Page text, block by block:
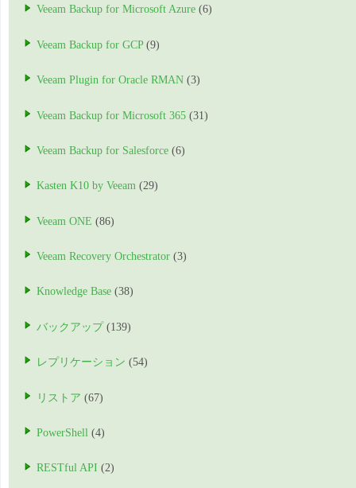
Veeam Backup for Microsoft Azure (6)
Veeam Backup for GCP(9)
Veeam Plugin for Oracle RMAN (3)
Veeam Backup for Microsoft 365 (31)
Veeam Backup for Salesforce (6)
Kasten K10 by Veeam (29)
Veeam ONE (86)
Veeam Recovery Orchestrator (3)
Knowledge Base (38)
バックアップ (139)
レプリケーション (54)
リストア (67)
PowerShell (4)
RESTful API (2)